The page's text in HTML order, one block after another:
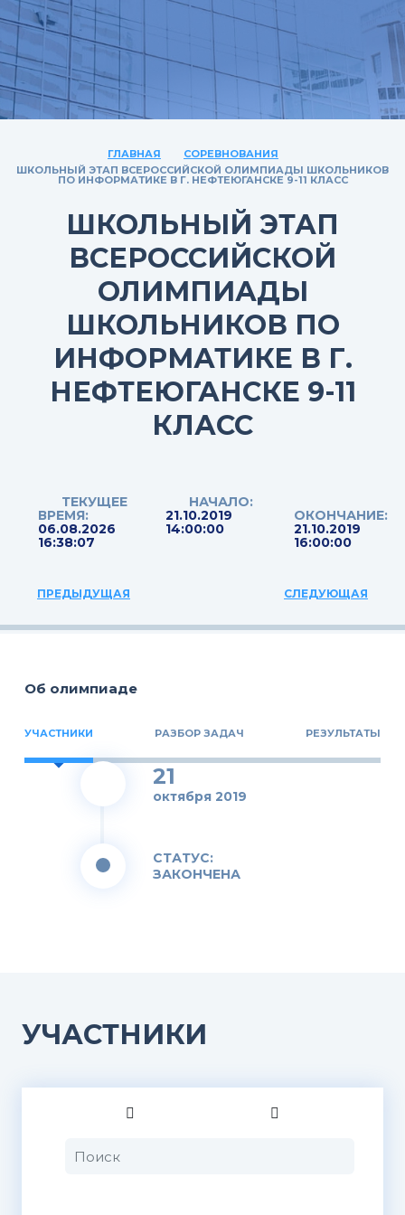
ГЛАВНАЯ
СОРЕВНОВАНИЯ
ШКОЛЬНЫЙ ЭТАП ВСЕРОССИЙСКОЙ ОЛИМПИАДЫ ШКОЛЬНИКОВ
ПО ИНФОРМАТИКЕ В Г. НЕФТЕЮГАНСКЕ 9-11 КЛАСС
ШКОЛЬНЫЙ ЭТАП
ВСЕРОССИЙСКОЙ
ОЛИМПИАДЫ
ШКОЛЬНИКОВ ПО
ИНФОРМАТИКЕ В Г.
НЕФТЕЮГАНСКЕ 9-11
КЛАСС
ТЕКУЩЕЕ
ВРЕМЯ:
06.08.2026
16:38:07
НАЧАЛО:
21.10.2019
14:00:00
ОКОНЧАНИЕ:
21.10.2019
16:00:00
ПРЕДЫДУЩАЯ СЛЕДУЮЩАЯ
21
октября 2019
СТАТУС:
ЗАКОНЧЕНА
Об олимпиаде
УЧАСТНИКИ РАЗБОР ЗАДАЧ РЕЗУЛЬТАТЫ
УЧАСТНИКИ